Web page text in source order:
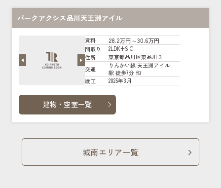
パークアクシス品川天王洲アイル
賃料 28.2万円～30.6万円
間取り
2LDK+SIC
住所
東京都品川区東品川３
交通
りんかい線 天王洲アイル
駅 徒歩7分 他
竣工
2025年3月
建物・空室一覧
城南エリア一覧